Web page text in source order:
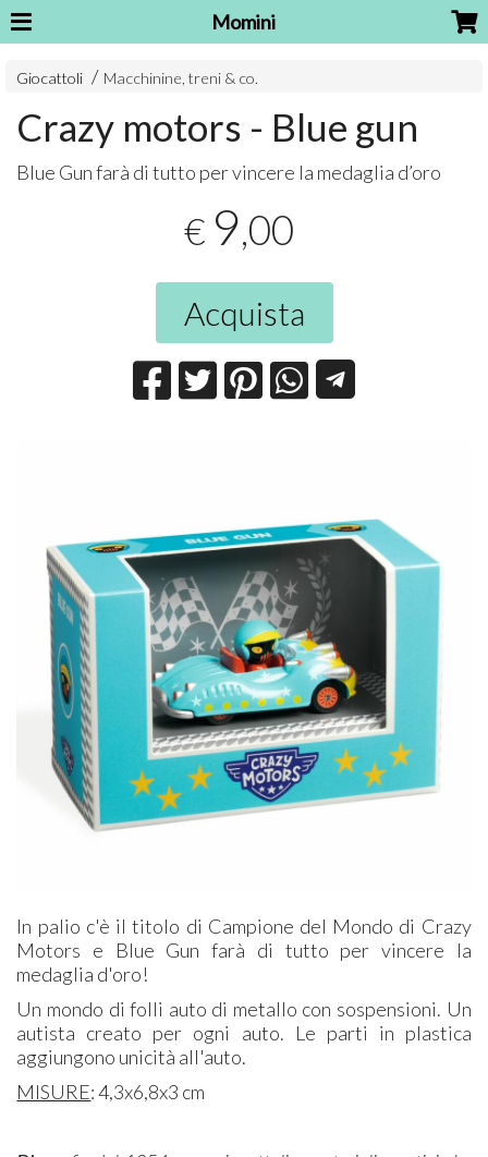
Momini
Giocattoli Macchinine, treni & co.
Crazy motors - Blue gun
Blue Gun farà di tutto per vincere la medaglia d’oro
€ 9,00
Acquista
In palio c'è il titolo di Campione del Mondo di Crazy
Motors e Blue Gun farà di tutto per vincere la
medaglia d'oro!
Un mondo di folli auto di metallo con sospensioni. Un
autista creato per ogni auto. Le parti in plastica
aggiungono unicità all'auto.
MISURE: 4,3x6,8x3 cm